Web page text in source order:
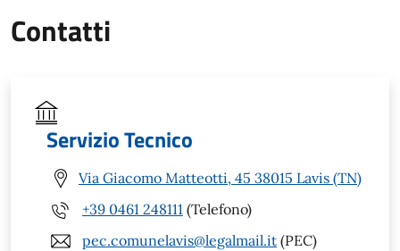
Contatti
Servizio Tecnico
Via Giacomo Matteotti, 45 38015 Lavis (TN)
+39 0461 248111 (Telefono)
pec.comunelavis@legalmail.it (PEC)